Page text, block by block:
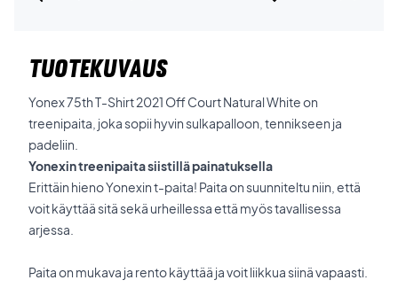
TUOTEKUVAUS
Yonex 75th T-Shirt 2021 Off Court Natural White on
treenipaita, joka sopii hyvin sulkapalloon, tennikseen ja
padeliin.
Yonexin treenipaita siistillä painatuksella
Erittäin hieno Yonexin t-paita! Paita on suunniteltu niin, että
voit käyttää sitä sekä urheillessa että myös tavallisessa
arjessa.
Paita on mukava ja rento käyttää ja voit liikkua siinä vapaasti.